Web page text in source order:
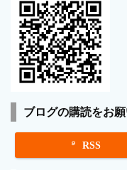
ブログの購読をお願
 RSS